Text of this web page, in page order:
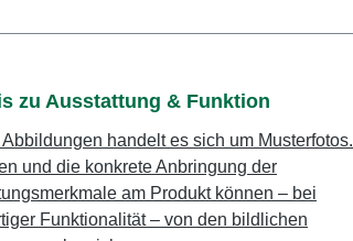
zu Ausstattung & Funktion
Abbildungen handelt es sich um Musterfotos.
und die konkrete Anbringung der
am Produkt können – bei
Funktionalität – von den bildlichen